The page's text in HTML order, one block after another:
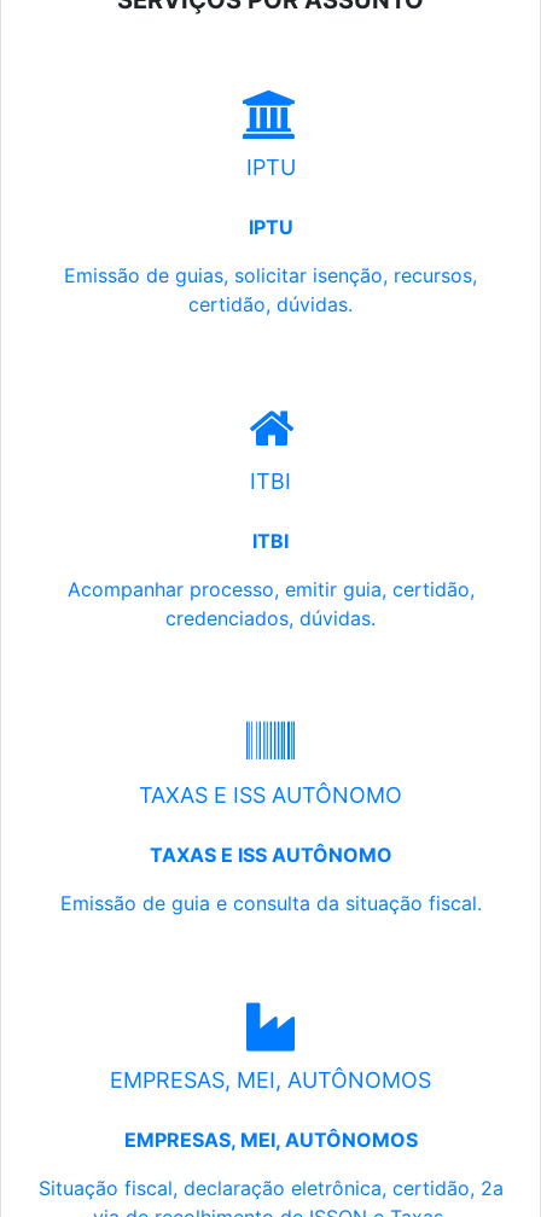
IPTU
IPTU
Emissão de guias, solicitar isenção, recursos,
certidão, dúvidas.
ITBI
ITBI
Acompanhar processo, emitir guia, certidão,
credenciados, dúvidas.
TAXAS E ISS AUTÔNOMO
TAXAS E ISS AUTÔNOMO
Emissão de guia e consulta da situação fiscal.
EMPRESAS, MEI, AUTÔNOMOS
EMPRESAS, MEI, AUTÔNOMOS
Situação fiscal, declaração eletrônica, certidão, 2a